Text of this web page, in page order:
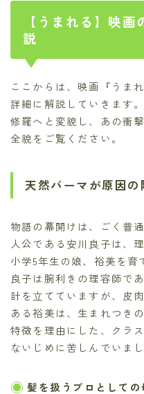
【うまれる】映
説
ここからは、映画『うま
詳細に解説していきます
修羅へと変貌し、あの衝
全貌をご覧ください。
天然パーマが原因の
物語の幕開けは、ごく普
人公である安川良子は、
小学5年生の娘、裕美を育
良子は腕利きの理容師で
計を立てていますが、皮
ある裕美は、生まれつき
特徴を理由にした、クラ
ないじめに苦しんでいまし
髪を扱うプロとしての